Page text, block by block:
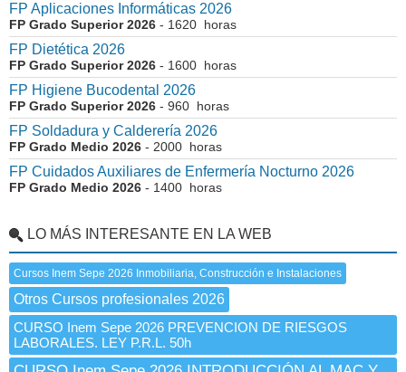
FP Aplicaciones Informáticas 2026
FP Grado Superior 2026 - 1620 horas
FP Dietética 2026
FP Grado Superior 2026 - 1600 horas
FP Higiene Bucodental 2026
FP Grado Superior 2026 - 960 horas
FP Soldadura y Calderería 2026
FP Grado Medio 2026 - 2000 horas
FP Cuidados Auxiliares de Enfermería Nocturno 2026
FP Grado Medio 2026 - 1400 horas
LO MÁS INTERESANTE EN LA WEB
Cursos Inem Sepe 2026 Inmobiliaria, Construcción e Instalaciones
Otros Cursos profesionales 2026
CURSO Inem Sepe 2026 PREVENCION DE RIESGOS
LABORALES. LEY P.R.L. 50h